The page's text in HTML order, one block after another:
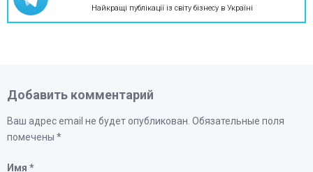
Найкращі публікації із світу бізнесу в Україні
Добавить комментарий
Ваш адрес email не будет опубликован. Обязательные поля
помечены *
Имя *